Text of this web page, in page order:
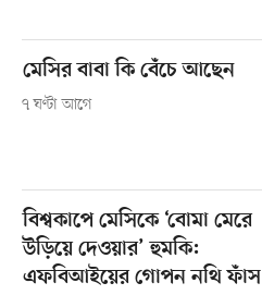
মেসির বাবা কি বেঁচে আছেন
৭ ঘণ্টা আগে
বিশ্বকাপে মেসিকে ‘বোমা মেরে
উড়িয়ে দেওয়ার’ হুমকি:
এফবিআইয়ের গোপন নথি ফাঁস